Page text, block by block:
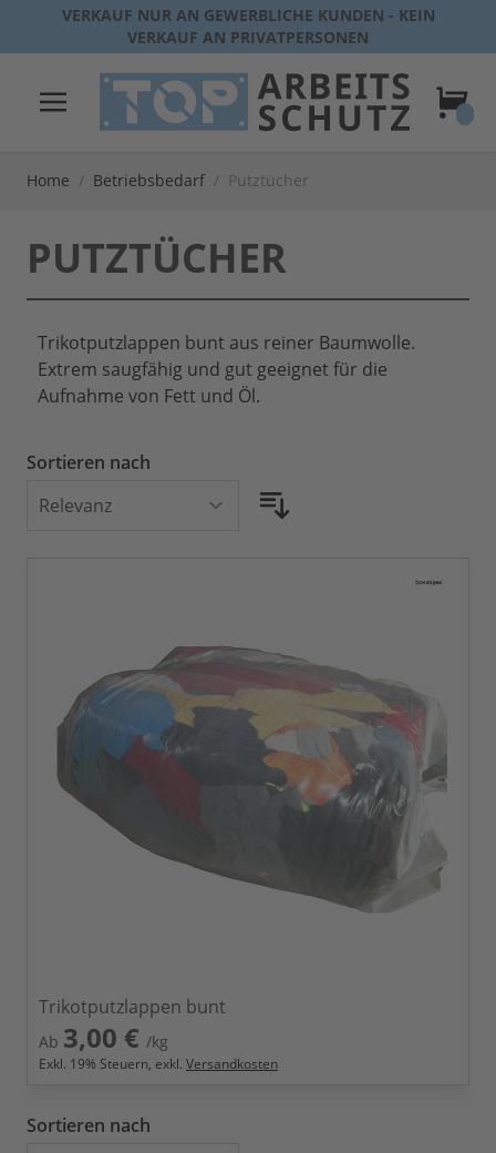
Direkt zum Inhalt
VERKAUF NUR AN GEWERBLICHE KUNDEN - KEIN
VERKAUF AN PRIVATPERSONEN
Home / Betriebsbedarf / Putztücher
PUTZTÜCHER
Trikotputzlappen bunt aus reiner Baumwolle.
Extrem saugfähig und gut geeignet für die
Aufnahme von Fett und Öl.
Sortieren nach
Trikotputzlappen bunt
Ab 3,00 € /kg
Exkl. 19% Steuern, exkl. Versandkosten
Sortieren nach